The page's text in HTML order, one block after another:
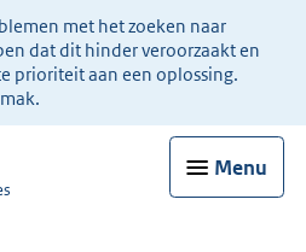
met het zoeken naar
dat dit hinder veroorzaakt en
prioriteit aan een oplossing.
Menu